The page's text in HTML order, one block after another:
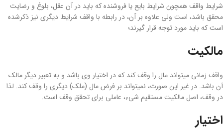
شرایط واقف همچون شرایط بایع یا فروشنده که باید در آن عقل، بلوغ و رضایت
محقق باشد، است ولی علاوه بر آن، در رابطه با واقف شرایط دیگری نیز ذکرشده
است که باید مورد توجه قرار گیرند؛
مالکیت
واقف زمانی می­تواند مال را وقف کند که در اختیار وی باشد و به­ تعبیر دیگر مالک
آن باشد. در غیر این ­صورت، نمی­تواند بر فرض مال (ملک) دیگری را وقف کند. لذا
در وقف، اصل مالکیت مستقیم شیء، عاملی برای تحقق وقف است.
اختیار